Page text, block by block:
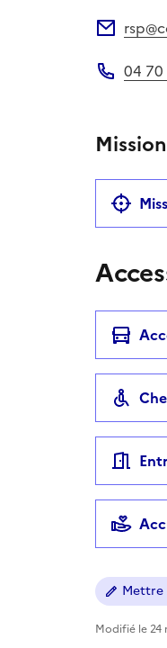
04 70
Mettre
Modifié le 24